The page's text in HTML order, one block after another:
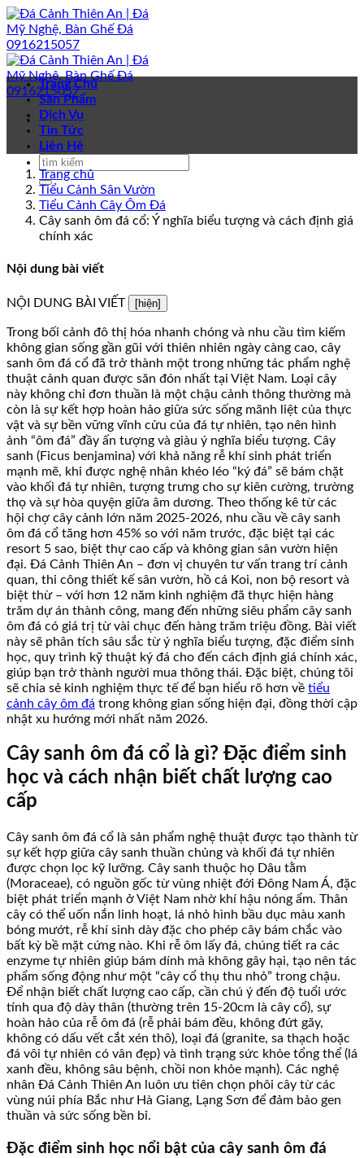
Bỏ
qua
nội
dung
Trang Chủ
Sản Phẩm
Dịch Vụ
Tin Tức
Liên Hệ
Trang chủ
Tiểu Cảnh Sân Vườn
Tiểu Cảnh Cây Ôm Đá
Cây sanh ôm đá cổ: Ý nghĩa biểu tượng và cách định giá
chính xác
Nội dung bài viết
NỘI DUNG BÀI VIẾT [hiện]
Trong bối cảnh đô thị hóa nhanh chóng và nhu cầu tìm kiếm
không gian sống gần gũi với thiên nhiên ngày càng cao, cây
sanh ôm đá cổ đã trở thành một trong những tác phẩm nghệ
thuật cảnh quan được săn đón nhất tại Việt Nam. Loại cây
này không chỉ đơn thuần là một chậu cảnh thông thường mà
còn là sự kết hợp hoàn hảo giữa sức sống mãnh liệt của thực
vật và sự bền vững vĩnh cửu của đá tự nhiên, tạo nên hình
ảnh “ôm đá” đầy ấn tượng và giàu ý nghĩa biểu tượng. Cây
sanh (Ficus benjamina) với khả năng rễ khí sinh phát triển
mạnh mẽ, khi được nghệ nhân khéo léo “ký đá” sẽ bám chặt
vào khối đá tự nhiên, tượng trưng cho sự kiên cường, trường
thọ và sự hòa quyện giữa âm dương. Theo thống kê từ các
hội chợ cây cảnh lớn năm 2025-2026, nhu cầu về cây sanh
ôm đá cổ tăng hơn 45% so với năm trước, đặc biệt tại các
resort 5 sao, biệt thự cao cấp và không gian sân vườn hiện
đại. Đá Cảnh Thiên An – đơn vị chuyên tư vấn trang trí cảnh
quan, thi công thiết kế sân vườn, hồ cá Koi, non bộ resort và
biệt thừ – với hơn 12 năm kinh nghiệm đã thực hiện hàng
trăm dự án thành công, mang đến những siêu phẩm cây sanh
ôm đá có giá trị từ vài chục đến hàng trăm triệu đồng. Bài viết
này sẽ phân tích sâu sắc từ ý nghĩa biểu tượng, đặc điểm sinh
học, quy trình kỹ thuật ký đá cho đến cách định giá chính xác,
giúp bạn trở thành người mua thông thái. Đặc biệt, chúng tôi
sẽ chia sẻ kinh nghiệm thực tế để bạn hiểu rõ hơn về tiểu
cảnh cây ôm đá trong không gian sống hiện đại, đồng thời cập
nhật xu hướng mới nhất năm 2026.
Cây sanh ôm đá cổ là gì? Đặc điểm sinh
học và cách nhận biết chất lượng cao
cấp
Cây sanh ôm đá cổ là sản phẩm nghệ thuật được tạo thành từ
sự kết hợp giữa cây sanh thuần chủng và khối đá tự nhiên
được chọn lọc kỹ lưỡng. Cây sanh thuộc họ Dâu tằm
(Moraceae), có nguồn gốc từ vùng nhiệt đới Đông Nam Á, đặc
biệt phát triển mạnh ở Việt Nam nhờ khí hậu nóng ẩm. Thân
cây có thể uốn nắn linh hoạt, lá nhỏ hình bầu dục màu xanh
bóng mướt, rễ khí sinh dày đặc cho phép cây bám chắc vào
bất kỳ bề mặt cứng nào. Khi rễ ôm lấy đá, chúng tiết ra các
enzyme tự nhiên giúp bám dính mà không gây hại, tạo nên tác
phẩm sống động như một “cây cổ thụ thu nhỏ” trong chậu.
Để nhận biết chất lượng cao cấp, cần chú ý đến độ tuổi ước
tính qua độ dày thân (thường trên 15-20cm là cây cổ), sự
hoàn hảo của rễ ôm đá (rễ phải bám đều, không đứt gãy,
không có dấu vết cắt xén thô), loại đá (granite, sa thạch hoặc
đá vôi tự nhiên có vân đẹp) và tình trạng sức khỏe tổng thể (lá
xanh đều, không sâu bệnh, chồi non khỏe mạnh). Các nghệ
nhân Đá Cảnh Thiên An luôn ưu tiên chọn phôi cây từ các
vùng núi phía Bắc như Hà Giang, Lạng Sơn để đảm bảo gen
thuần và sức sống bền bỉ.
Đặc điểm sinh học nổi bật của cây sanh ôm đá